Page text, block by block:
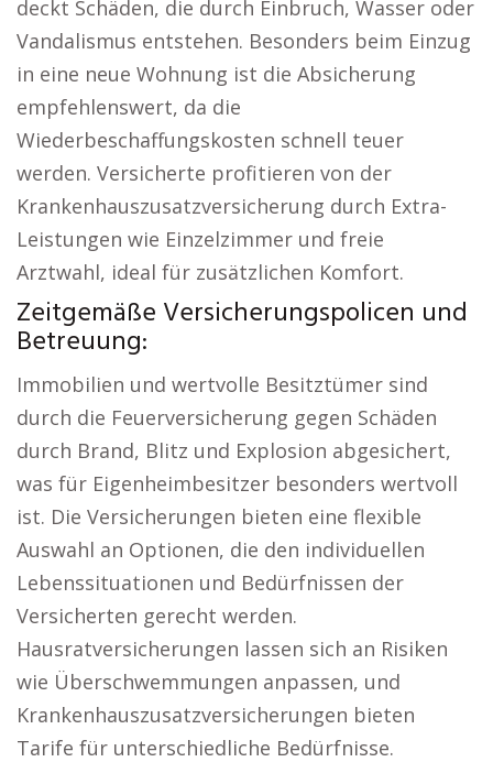
deckt Schäden, die durch Einbruch, Wasser oder
Vandalismus entstehen. Besonders beim Einzug
in eine neue Wohnung ist die Absicherung
empfehlenswert, da die
Wiederbeschaffungskosten schnell teuer
werden. Versicherte profitieren von der
Krankenhauszusatzversicherung durch Extra-
Leistungen wie Einzelzimmer und freie
Arztwahl, ideal für zusätzlichen Komfort.
Zeitgemäße Versicherungspolicen und
Betreuung:
Immobilien und wertvolle Besitztümer sind
durch die Feuerversicherung gegen Schäden
durch Brand, Blitz und Explosion abgesichert,
was für Eigenheimbesitzer besonders wertvoll
ist. Die Versicherungen bieten eine flexible
Auswahl an Optionen, die den individuellen
Lebenssituationen und Bedürfnissen der
Versicherten gerecht werden.
Hausratversicherungen lassen sich an Risiken
wie Überschwemmungen anpassen, und
Krankenhauszusatzversicherungen bieten
Tarife für unterschiedliche Bedürfnisse.